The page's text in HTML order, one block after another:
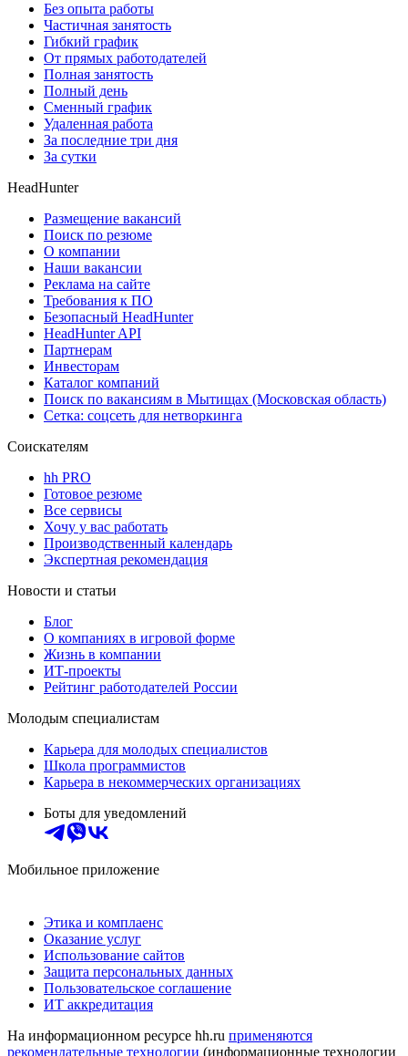
Без опыта работы
Частичная занятость
Гибкий график
От прямых работодателей
Полная занятость
Полный день
Сменный график
Удаленная работа
За последние три дня
За сутки
HeadHunter
Размещение вакансий
Поиск по резюме
О компании
Наши вакансии
Реклама на сайте
Требования к ПО
Безопасный HeadHunter
HeadHunter API
Партнерам
Инвесторам
Каталог компаний
Поиск по вакансиям в Мытищах (Московская область)
Сетка: соцсеть для нетворкинга
Соискателям
hh PRO
Готовое резюме
Все сервисы
Хочу у вас работать
Производственный календарь
Экспертная рекомендация
Новости и статьи
Блог
О компаниях в игровой форме
Жизнь в компании
ИТ-проекты
Рейтинг работодателей России
Молодым специалистам
Карьера для молодых специалистов
Школа программистов
Карьера в некоммерческих организациях
Боты для уведомлений
Мобильное приложение
Этика и комплаенс
Оказание услуг
Использование сайтов
Защита персональных данных
Пользовательское соглашение
ИТ аккредитация
На информационном ресурсе hh.ru применяются
рекомендательные технологии (информационные технологии